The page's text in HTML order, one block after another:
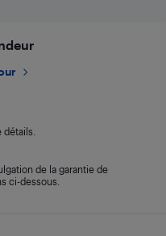
de la garantie de
ci-dessous.